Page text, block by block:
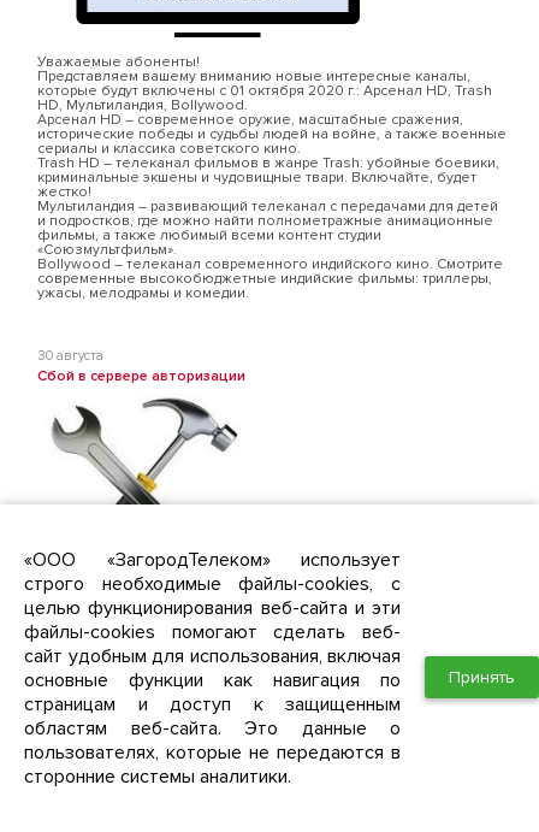
Уважаемые абоненты!
Представляем вашему вниманию новые интересные каналы,
которые будут включены с 01 октября 2020 г.: Арсенал HD, Trash
HD, Мультиландия, Bollywood.
Арсенал HD – современное оружие, масштабные сражения,
исторические победы и судьбы людей на войне, а также военные
сериалы и классика советского кино.
Trash HD – телеканал фильмов в жанре Trash: убойные боевики,
криминальные экшены и чудовищные твари. Включайте, будет
жестко!
Мультиландия – развивающий телеканал с передачами для детей
и подростков, где можно найти полнометражные анимационные
фильмы, а также любимый всеми контент студии
«Союзмультфильм».
Bollywood – телеканал современного индийского кино. Смотрите
современные высокобюджетные индийские фильмы: триллеры,
ужасы, мелодрамы и комедии.
30 августа
Сбой в сервере авторизации
Уважаемые абоненты, в связи со сбоем оборудования с 4 часов
утра до 8.30 утра у части абонентов были недоступны услуги
доступа к сети интернет.
Приносим свои извинения за доставленные неудобства.
Ново-Молоково Южное Видное Западная Долина Южная Долина
ЖК Первый квартал
23 июня
Приём заявок "Южная Долина" Квартал 4 дом 14!
Уважаемые жители Пригорода "Южная Долина" Квартал 4, дом
14!
«ООО «ЗагородТелеком» использует
строго необходимые файлы-cookies, с
целью функционирования веб-сайта и эти
файлы-cookies помогают сделать веб-
сайт удобным для использования, включая
основные функции как навигация по
страницам и доступ к защищенным
областям веб-сайта. Это данные о
пользователях, которые не передаются в
сторонние системы аналитики.
Принять